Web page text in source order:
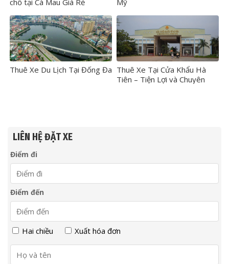
Thuê Xe Du Lịch Tại Đống Đa Thuê Xe Tại Cửa Khẩu Hà
Tiên – Tiện Lợi và Chuyên
LIÊN HỆ ĐẶT XE
Điểm đi
Điểm đến
Hai chiều Xuất hóa đơn